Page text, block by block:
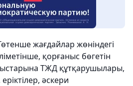
жағдайлар жөніндегі
қорғаныс бөгетін
ТЖД құтқарушылары,
әскери